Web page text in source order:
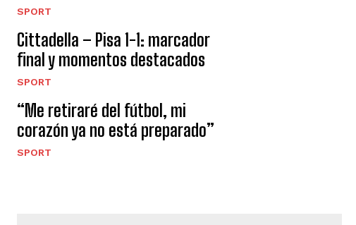
SPORT
Cittadella – Pisa 1-1: marcador
final y momentos destacados
SPORT
“Me retiraré del fútbol, ​​mi
corazón ya no está preparado”
SPORT